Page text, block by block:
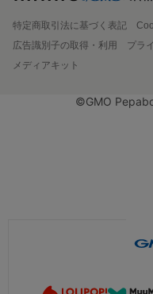
特定商取引法に基づく表記
広告識別子の取得・利用
プラ
メディアキット
©GMO